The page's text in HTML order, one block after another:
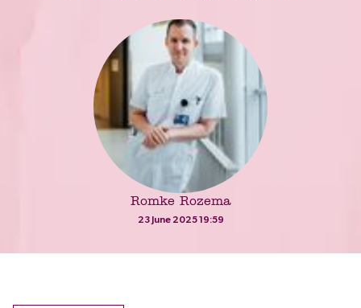
Romke Rozema
23 June 2025 19:59